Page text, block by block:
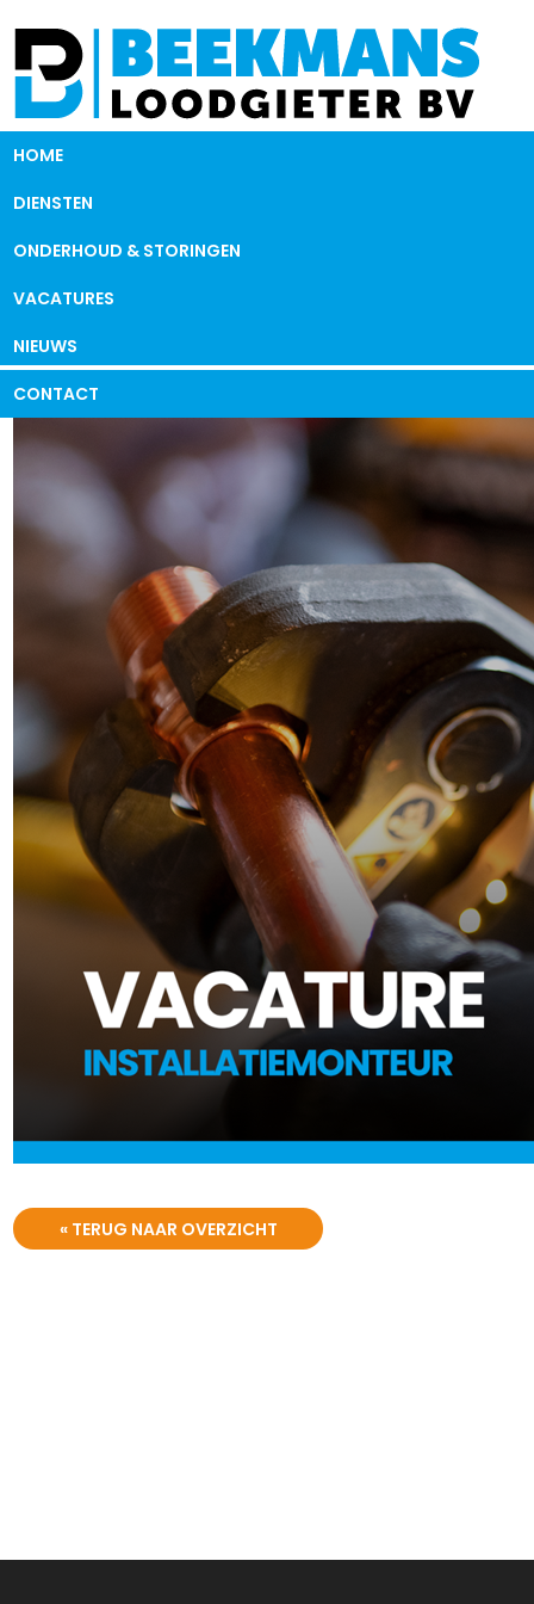
HOME
DIENSTEN
ONDERHOUD & STORINGEN
VACATURES
NIEUWS
CONTACT
« TERUG NAAR OVERZICHT